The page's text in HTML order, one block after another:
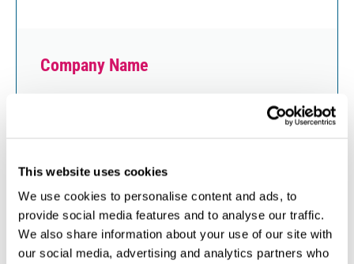
This website uses cookies
We use cookies to personalise content and ads, to
provide social media features and to analyse our traffic.
We also share information about your use of our site with
our social media, advertising and analytics partners who
Company Name
Lorem ipsum dolor sit amet, consectetur adipiscing
elit, sed do eiusmod tempor incididunt ut labore et
Ut enim ad minim veniam, quis nostrud exercitation
consequat. Duis aute irure dolor in reprehenderit in
voluptate velit esse cillum dolore eu fugiat nulla
pariatur. Excepteur sint occaecat cupidatat non
proident, sunt in culpa qui officia deserunt mollit